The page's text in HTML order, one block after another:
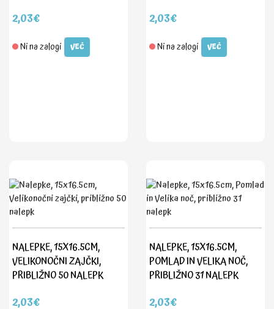
2,03€
Ni na zalogi VEČ
2,03€
Ni na zalogi VEČ
NALEPKE, 15X16.5CM,
VELIKONOČNI ZAJČKI,
PRIBLIŽNO 50 NALEPK
2,03€
NALEPKE, 15X16.5CM,
POMLAD IN VELIKA NOČ,
PRIBLIŽNO 31 NALEPK
2,03€